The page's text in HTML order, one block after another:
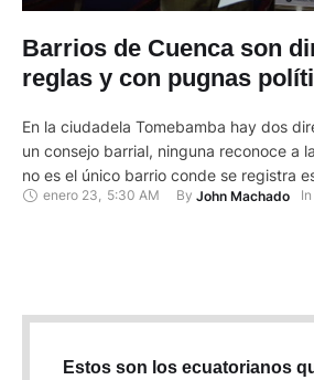
Barrios de Cuenca son
reglas y con pugnas
En la ciudadela Tomebamba hay dos
un consejo barrial, ninguna reconoce a
no es el único barrio conde se registra
otros seis sectores de la ciudad no han
enero 23, 5:30 AM By John Machado In
Estos son los ecuatorianos